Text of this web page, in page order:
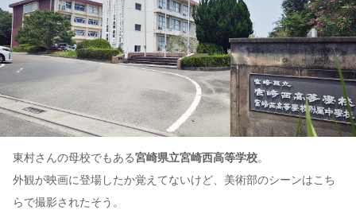
東村さんの母校でもある宮崎県立宮崎西高等学校。
外観が映画に登場したか覚えてないけど、美術部のシーンはこち
らで撮影されたそう。